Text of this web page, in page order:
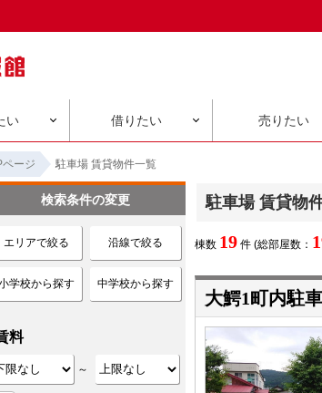
い 借りたい 売りたい
ページ 駐車場 賃貸物件一覧
駐車場 賃貸物
棟数 19 件 (総部屋数：
大鰐1町内駐
検索条件の変更
エリアで絞る 沿線で絞る
学校から探す 中学校から探す
料
～